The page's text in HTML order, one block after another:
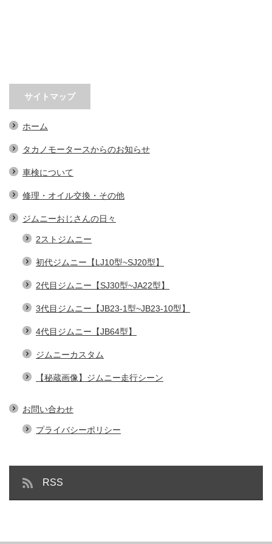
サイトマップ
ホーム
タカノモータースからのお知らせ
車検について
修理・オイル交換・その他
ジムニーおじさんの日々
2ストジムニー
初代ジムニー【LJ10型~SJ20型】
2代目ジムニー【SJ30型~JA22型】
3代目ジムニー【JB23-1型~JB23-10型】
4代目ジムニー【JB64型】
ジムニーカスタム
【秘蔵画像】ジムニー走行シーン
お問い合わせ
プライバシーポリシー
RSS